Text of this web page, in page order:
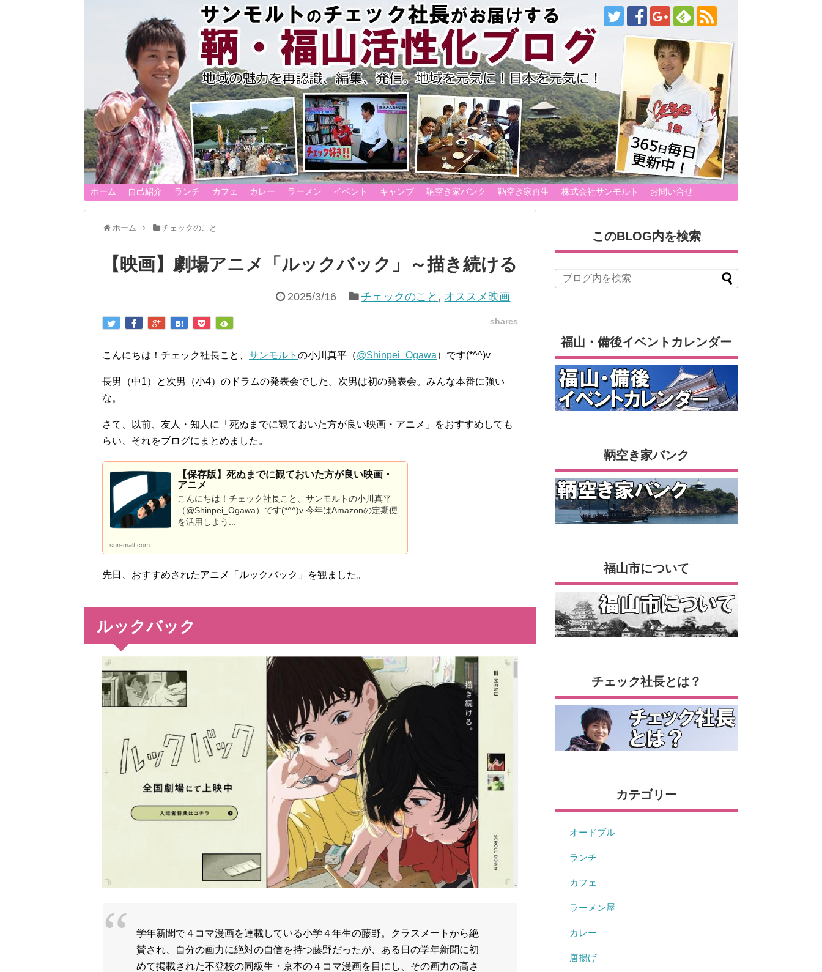
ホーム 自己紹介 ランチ カフェ カレー ラーメン イベント キャンプ 鞆空き家バンク 鞆空き家再生 株式会社サンモルト お問い合せ
ホーム チェックのこと
【映画】劇場アニメ「ルックバック」～描き続ける
2025/3/16 チェックのこと , オススメ映画
shares
こんにちは！チェック社長こと、 サンモルト の小川真平（@Shinpei_Ogawa）です(*^^)v
長男（中1）と次男（小4）のドラムの発表会でした。次男は初の発表会。みんな本番に強い
な。
さて、以前、友人・知人に「死ぬまでに観ておいた方が良い映画・アニメ」をおすすめしても
らい、それをブログにまとめました。
【保存版】死ぬまでに観ておいた方が良い映画・
アニメ
こんにちは！チェック社長こと、サンモルトの小川真平
（@Shinpei_Ogawa）です(*^^)v 今年はAmazonの定期便
を活用しよう...
sun-malt.com
先日、おすすめされたアニメ「ルックバック」を観ました。
ルックバック
学年新聞で４コマ漫画を連載している小学４年生の藤野。クラスメートから絶
賛され、自分の画力に絶対の自信を持つ藤野だったが、ある日の学年新聞に初
めて掲載された不登校の同級生・京本の４コマ漫画を目にし、その画力の高さ
このBLOG内を検索
福山・備後イベントカレンダー
鞆空き家バンク
福山市について
チェック社長とは？
カテゴリー
オードブル
ランチ
カフェ
ラーメン屋
カレー
唐揚げ